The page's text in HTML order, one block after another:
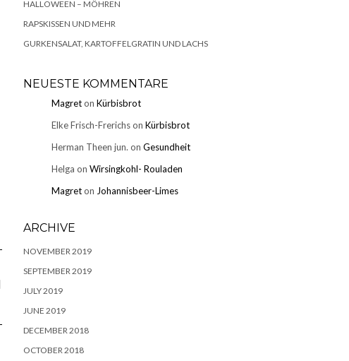
HALLOWEEN – MÖHREN
RAPSKISSEN UND MEHR
GURKENSALAT, KARTOFFELGRATIN UND LACHS
NEUESTE KOMMENTARE
Magreton Kürbisbrot
Elke Frisch-Frerichson Kürbisbrot
Herman Theen jun. on Gesundheit
Helga on Wirsingkohl- Rouladen
Magreton Johannisbeer-Limes
ARCHIVE
NOVEMBER 2019
SEPTEMBER 2019
JULY 2019
JUNE 2019
DECEMBER 2018
OCTOBER 2018